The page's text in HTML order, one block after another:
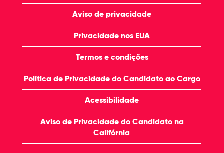
Aviso de privacidade
Privacidade nos EUA
Termos e condições
Política de Privacidade do Candidato ao Cargo
Acessibilidade
Aviso de Privacidade do Candidato na
Califórnia